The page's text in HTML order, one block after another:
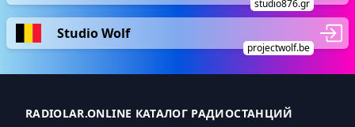
studio876.gr
Studio Wolf
projectwolf.be
RADIOLAR.ONLINE КАТАЛОГ РАДИОСТАНЦИЙ